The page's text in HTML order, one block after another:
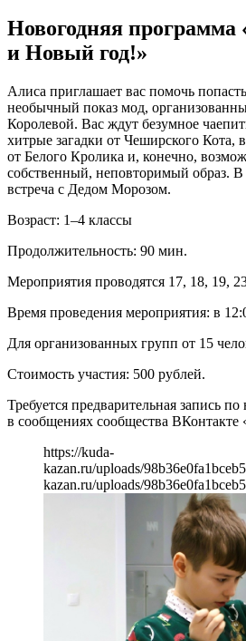
Новогодняя программа
и Новый год!»
Алиса приглашает вас помочь
необычный показ мод,
Королевой. Вас ждут безумное
хитрые загадки от Чеширского Кота,
от Белого Кролика и, конечно,
собственный, неповторимый образ. В
встреча с Дедом Морозом.
Возраст: 1–4 классы
Продолжительность: 90 мин.
Мероприятия проводятся 17, 18, 19,
Время проведения мероприятия: в
Для организованных групп от 15
Стоимость участия: 500 рублей.
Требуется предварительная запись
в сообщениях сообщества ВКонтакте
https://kuda-
kazan.ru/uploads/
kazan.ru/uploads/